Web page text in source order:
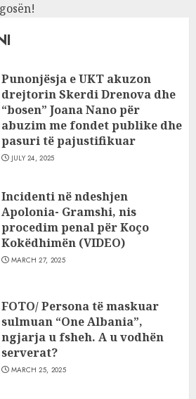
Punonjësja e UKT akuzon
drejtorin Skerdi Drenova dhe
“bosen” Joana Nano për
abuzim me fondet publike dhe
pasuri të pajustifikuar
JULY 24, 2025
Incidenti në ndeshjen
Apolonia- Gramshi, nis
procedim penal për Koço
Kokëdhimën (VIDEO)
MARCH 27, 2025
FOTO/ Persona të maskuar
sulmuan “One Albania”,
ngjarja u fsheh. A u vodhën
serverat?
MARCH 25, 2025